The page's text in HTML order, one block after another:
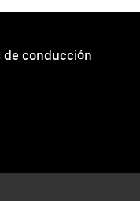
de conducción